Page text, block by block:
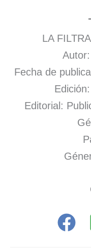
LA
Fecha de
Editorial: